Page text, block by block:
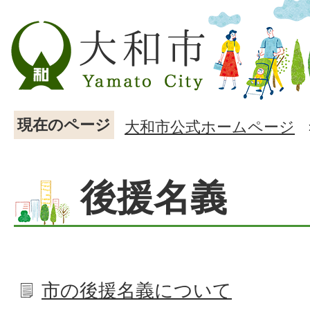
現在のページ 大和市公式ホームページ
後援名義
市の後援名義について